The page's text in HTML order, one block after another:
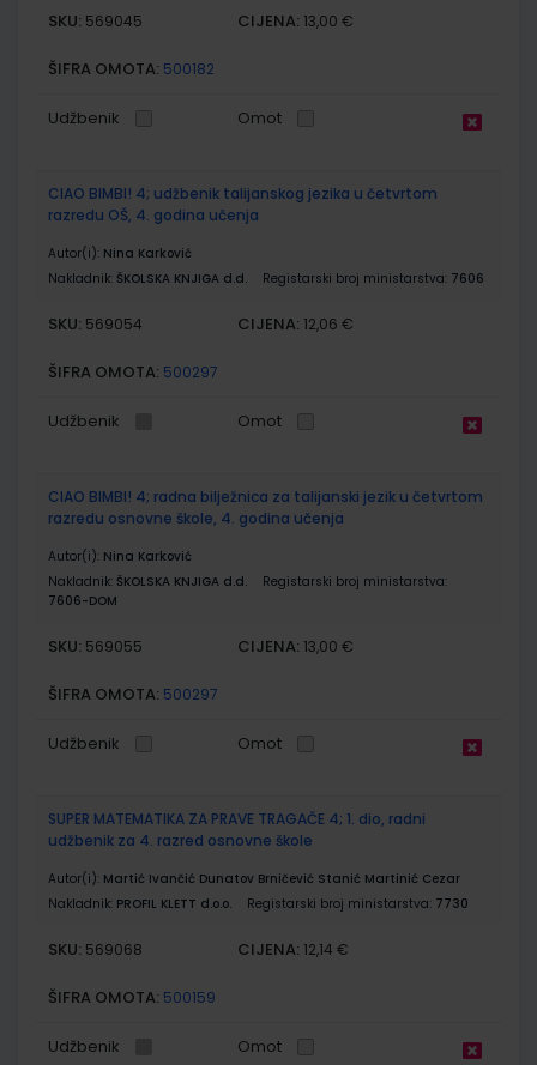
SKU: 569045 CIJENA: 13,00 €
ŠIFRA OMOTA: 500182
Udžbenik Omot
CIAO BIMBI! 4; udžbenik talijanskog jezika u četvrtom
razredu OŠ, 4. godina učenja
Autor(i): Nina Karković
Nakladnik: ŠKOLSKA KNJIGA d.d. Registarski broj ministarstva: 7606
SKU: 569054 CIJENA: 12,06 €
ŠIFRA OMOTA: 500297
Udžbenik Omot
CIAO BIMBI! 4; radna bilježnica za talijanski jezik u četvrtom
razredu osnovne škole, 4. godina učenja
Autor(i): Nina Karković
Nakladnik: ŠKOLSKA KNJIGA d.d.
Registarski broj ministarstva:
7606-DOM
SKU: 569055 CIJENA: 13,00 €
ŠIFRA OMOTA: 500297
Udžbenik Omot
SUPER MATEMATIKA ZA PRAVE TRAGAČE 4; 1. dio, radni
udžbenik za 4. razred osnovne škole
Autor(i): Martić Ivančić Dunatov Brničević Stanić Martinić Cezar
Nakladnik: PROFIL KLETT d.o.o. Registarski broj ministarstva: 7730
SKU: 569068 CIJENA: 12,14 €
ŠIFRA OMOTA: 500159
Udžbenik Omot